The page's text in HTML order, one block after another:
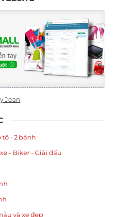
Jean
tô - 2 bánh
- Biker - Giải đấu
và xe đẹp